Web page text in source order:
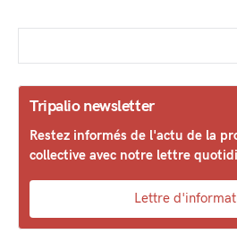
Tripalio newsletter
Restez informés de l'actu de la
collective avec notre lettre
Lettre